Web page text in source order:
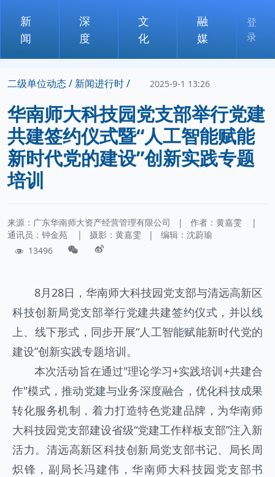
新
闻
深
度
文
化
融
媒
登
录
二级单位动态 / 新闻进行时 / 2025-9-1 13:26
华南师大科技园党支部举行党建
共建签约仪式暨“人工智能赋能
新时代党的建设”创新实践专题
培训
来源：广东华南师大资产经营管理有限公司 | 作者： 黄嘉雯
|
通讯员： 钟金苑 | 摄影： 黄嘉雯 |
编辑：沈蔚瑜
13496
8月28日，华南师大科技园党支部与清远高新区
科技创新局党支部举行党建共建签约仪式，并以线
上、线下形式，同步开展“人工智能赋能新时代党的
建设”创新实践专题培训。
本次活动旨在通过"理论学习+实践培训+共建合
作"模式，推动党建与业务深度融合，优化科技成果
转化服务机制，着力打造特色党建品牌，为华南师
大科技园党支部建设省级“党建工作样板支部”注入新
活力。清远高新区科技创新局党支部书记、局长周
炽锋，副局长冯建伟，华南师大科技园党支部书